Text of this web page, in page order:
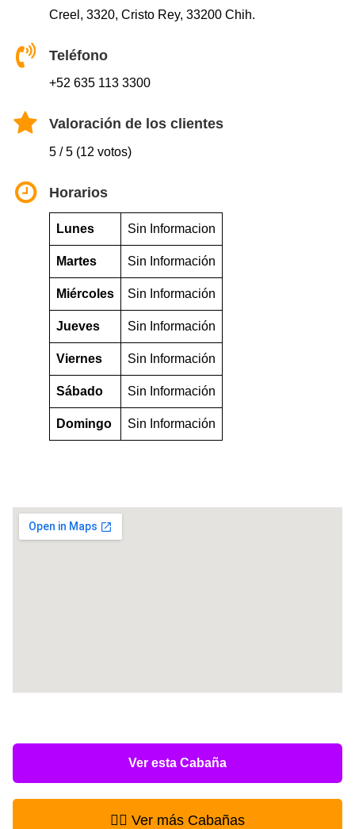
Creel, 3320, Cristo Rey, 33200 Chih.
Teléfono
+52 635 113 3300
Valoración de los clientes
5 / 5 (12 votos)
Horarios
Lunes Sin Informacion
Martes Sin Información
Miércoles Sin Información
Jueves Sin Información
Viernes Sin Información
Sábado Sin Información
Domingo Sin Información
Ver esta Cabaña
👉🏻 Ver más Cabañas